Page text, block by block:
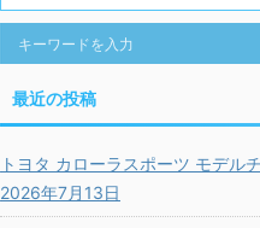
最近の投稿
トヨタ カローラスポーツ モデル
2026年7月13日